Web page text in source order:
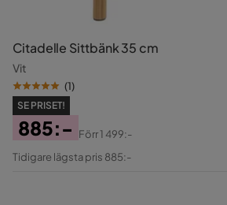
Citadelle Sittbänk 35 cm
Vit
(1)
SE PRISET!
Pris
885:-
Original
Förr1 499:-
Tidigare lägsta pris 885:-